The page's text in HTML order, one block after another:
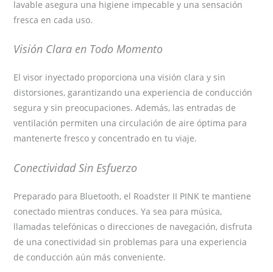
lavable asegura una higiene impecable y una sensación
fresca en cada uso.
Visión Clara en Todo Momento
El visor inyectado proporciona una visión clara y sin
distorsiones, garantizando una experiencia de conducción
segura y sin preocupaciones. Además, las entradas de
ventilación permiten una circulación de aire óptima para
mantenerte fresco y concentrado en tu viaje.
Conectividad Sin Esfuerzo
Preparado para Bluetooth, el Roadster II PINK te mantiene
conectado mientras conduces. Ya sea para música,
llamadas telefónicas o direcciones de navegación, disfruta
de una conectividad sin problemas para una experiencia
de conducción aún más conveniente.